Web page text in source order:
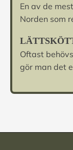
En av de
Norden som
Oftast
gör man det